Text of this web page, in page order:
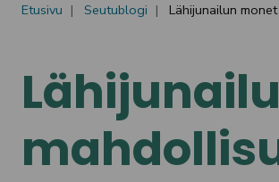
Etusivu Seutublogi Lähijunailun